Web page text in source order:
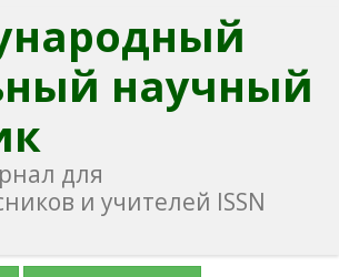
научный
для
и учителей ISSN